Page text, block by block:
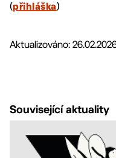
(přihláška)
Aktualizováno:
Související aktuality